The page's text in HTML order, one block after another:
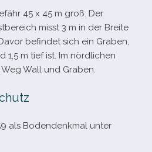
45 x 45 m groß. Der
misst 3 m in der Breite
befin­det sich ein Graben,
1,5 m tief ist. Im nörd­li­chen
Wall und Graben.
als Bodendenkmal unter